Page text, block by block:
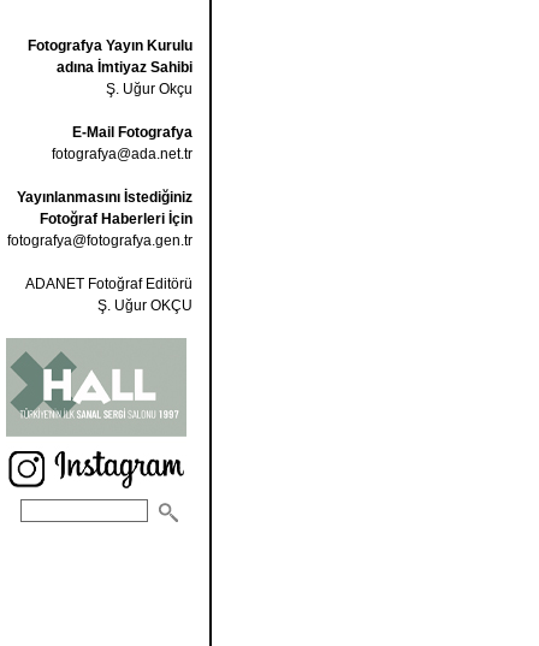
Fotografya Yayın Kurulu
adına İmtiyaz Sahibi
Ş. Uğur Okçu
E-Mail Fotografya
fotografya@ada.net.tr
Yayınlanmasını İstediğiniz
Fotoğraf Haberleri İçin
fotografya@fotografya.gen.tr
ADANET Fotoğraf Editörü
Ş. Uğur OKÇU